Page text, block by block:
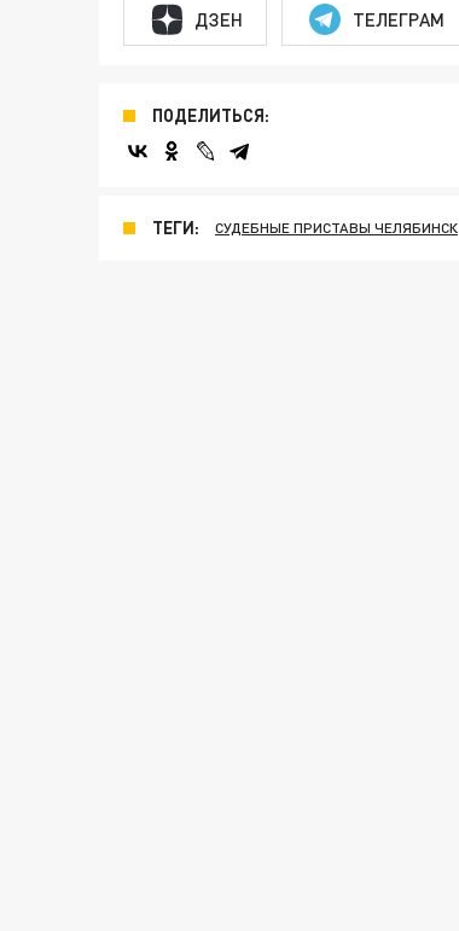
ДЗЕН ТЕЛЕГРАМ
ПОДЕЛИТЬСЯ:
ТЕГИ: СУДЕБНЫЕ ПРИСТАВЫ ЧЕЛЯБИНСК